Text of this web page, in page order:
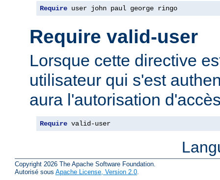
Require user john paul george ringo
Require valid-user
Lorsque cette directive
utilisateur qui s'est
aura l'autorisation
Require valid-user
Copyright 2026 The Apache Software Foundation.
Autorisé sous Apache License, Version 2.0